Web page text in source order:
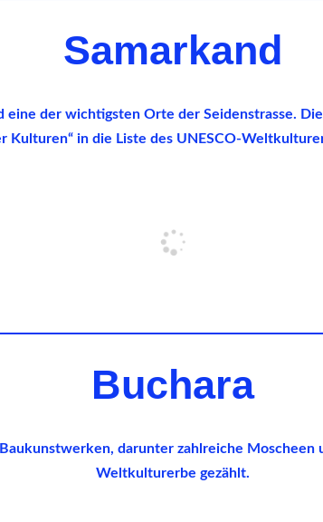
Samarkand
der wichtigsten Orte der Seidenstrasse.
Kulturen“ in die Liste des UNESCO-
Buchara
darunter zahlreiche
Weltkulturerbe gezählt.